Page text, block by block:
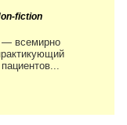
fiction
— всемирно